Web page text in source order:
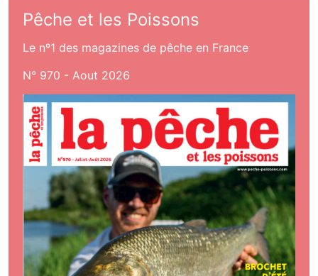
Pêche et les Poissons
Le nº1 des magazines de pêche en France
N° 970 - Aout 2026